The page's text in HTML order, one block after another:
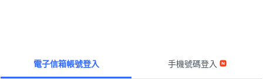
電子信箱帳號登入 手機號碼登入